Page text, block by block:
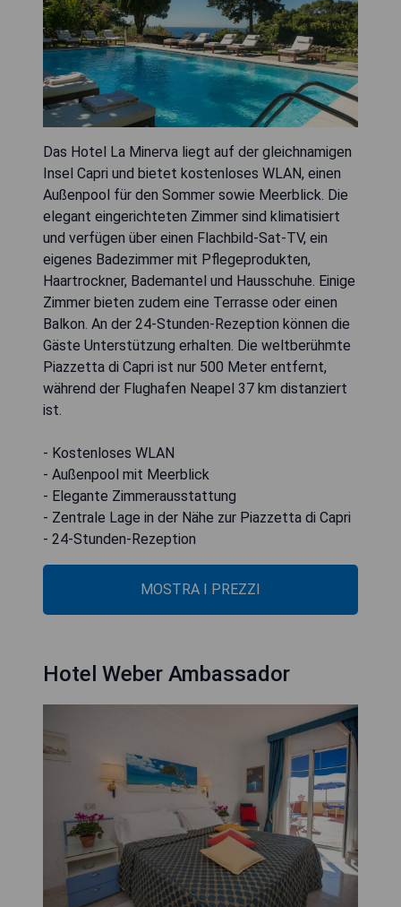
Das Hotel La Minerva liegt auf der gleichnamigen
Insel Capri und bietet kostenloses WLAN, einen
Außenpool für den Sommer sowie Meerblick. Die
elegant eingerichteten Zimmer sind klimatisiert
und verfügen über einen Flachbild-Sat-TV, ein
eigenes Badezimmer mit Pflegeprodukten,
Haartrockner, Bademantel und Hausschuhe. Einige
Zimmer bieten zudem eine Terrasse oder einen
Balkon. An der 24-Stunden-Rezeption können die
Gäste Unterstützung erhalten. Die weltberühmte
Piazzetta di Capri ist nur 500 Meter entfernt,
während der Flughafen Neapel 37 km distanziert
ist.
- Kostenloses WLAN
- Außenpool mit Meerblick
- Elegante Zimmerausstattung
- Zentrale Lage in der Nähe zur Piazzetta di Capri
- 24-Stunden-Rezeption
MOSTRA I PREZZI
Hotel Weber Ambassador